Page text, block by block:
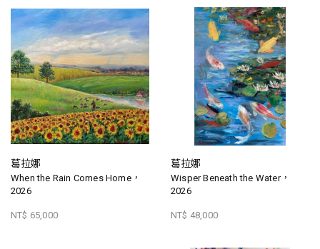
葛拉娜
When the Rain Comes Home，
2026
NT$ 65,000
葛拉娜
Wisper Beneath the Water，
2026
NT$ 48,000